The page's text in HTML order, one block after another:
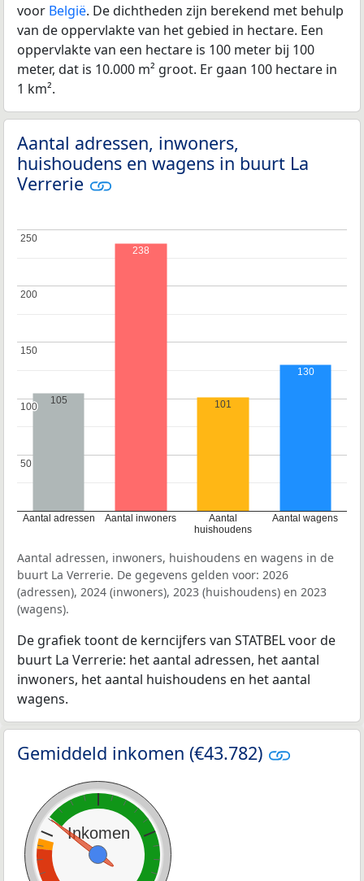
voor België. De dichtheden zijn berekend met behulp
van de oppervlakte van het gebied in hectare. Een
oppervlakte van een hectare is 100 meter bij 100
meter, dat is 10.000 m² groot. Er gaan 100 hectare in
1 km².
Aantal adressen, inwoners,
huishoudens en wagens in buurt La
Verrerie
Aantal adressen Aantal inwoners
Aantal
huishoudens
Aantal wagens
50
50
100
100
150
150
200
200
250
250
105
238
101
130
Aantal adressen, inwoners, huishoudens en wagens in de
buurt La Verrerie. De gegevens gelden voor: 2026
(adressen), 2024 (inwoners), 2023 (huishoudens) en 2023
(wagens).
De grafiek toont de kerncijfers van STATBEL voor de
buurt La Verrerie: het aantal adressen, het aantal
inwoners, het aantal huishoudens en het aantal
wagens.
Gemiddeld inkomen (€43.782)
Inkomen